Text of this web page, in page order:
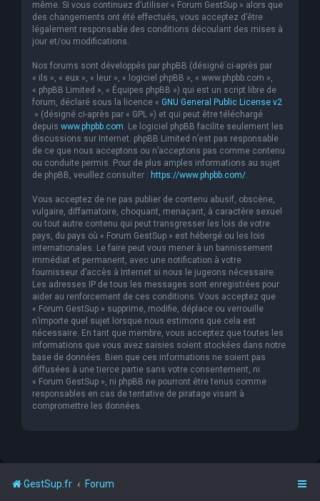
même. Si vous continuez d’utiliser « Forum GestSup » alors que
des changements ont été effectués, vous acceptez d’être
légalement responsable des conditions découlant des mises à
jour et/ou modifications.
Nos forums sont développés par phpBB (désigné ci-après par
« ils », « eux », « leur », « logiciel phpBB », « www.phpbb.com »,
« phpBB Limited », « Équipes phpBB ») qui est un script libre de
forum, déclaré sous la licence « GNU General Public License v2
» (désigné ci-après par « GPL ») et qui peut être téléchargé
depuis www.phpbb.com. Le logiciel phpBB facilite seulement les
discussions sur Internet. phpBB Limited n’est pas responsable
de ce que nous acceptons ou n’acceptons pas comme contenu
ou conduite permis. Pour de plus amples informations au sujet
de phpBB, veuillez consulter : https://www.phpbb.com/.
Vous acceptez de ne pas publier de contenu abusif, obscène,
vulgaire, diffamatoire, choquant, menaçant, à caractère sexuel
ou tout autre contenu qui peut transgresser les lois de votre
pays, du pays où « Forum GestSup » est hébergé ou les lois
internationales. Le faire peut vous mener à un bannissement
immédiat et permanent, avec une notification à votre
fournisseur d’accès à Internet si nous le jugeons nécessaire.
Les adresses IP de tous les messages sont enregistrées pour
aider au renforcement de ces conditions. Vous acceptez que
« Forum GestSup » supprime, modifie, déplace ou verrouille
n’importe quel sujet lorsque nous estimons que cela est
nécessaire. En tant que membre, vous acceptez que toutes les
informations que vous avez saisies soient stockées dans notre
base de données. Bien que ces informations ne soient pas
diffusées à une tierce partie sans votre consentement, ni
« Forum GestSup », ni phpBB ne pourront être tenus comme
responsables en cas de tentative de piratage visant à
compromettre les données.
GestSup.fr Forum